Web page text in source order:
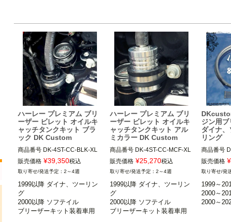
ハーレー プレミアム ブリ
ーザー ビレット オイルキ
ャッチタンクキット ブラ
ック DK Custom
商品番号 DK-4ST-CC-BLK-XL
※発注時はPクランプオプショ
ン追加する必要あり。
1999以降 ダイナ、ツーリング
2000以降 ソフテイル
ブリーザーキット装着車用
販売価格 ¥39,350税込
2～4週
1999以降 ダイナ、ツーリン
グ
2000以降 ソフテイル
ブリーザーキット装着車用
ハーレー プレミアム ブリ
ーザー ビレット オイルキ
ャッチタンクキット アル
ミカラー DK Custom
商品番号 DK-4ST-CC-MCF-XL
※発注時はPクランプオプショ
ン追加する必要あり。
1999以降 ダイナ、ツーリング
2000以降 ソフテイル
ブリーザーキット装着車用
販売価格 ¥25,270税込
2～4週
1999以降 ダイナ、ツーリン
グ
2000以降 ソフテイル
ブリーザーキット装着車用
ジン用ブ
ダイナ
リング
商品番号
1999～
2000～
DK
販売価格 ¥
1999～
2000～
2000～